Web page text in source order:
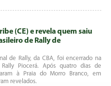
(CE) e revela quem saiu
de Rally de
de Rally, da CBA, foi encerrado na
Piocerá. Após quatro dias de
à Praia do Morro Branco, em
revelados.